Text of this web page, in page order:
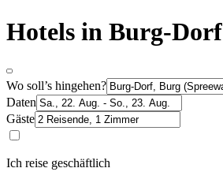
Hotels in Burg-Dorf
Wo soll’s hingehen?
Daten
Gäste
Ich reise geschäftlich